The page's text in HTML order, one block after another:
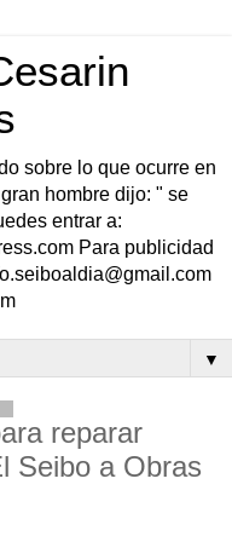
sobre lo que ocurre en
hombre dijo: " se
entrar a:
Para publicidad
▼
reparar
Seibo a Obras